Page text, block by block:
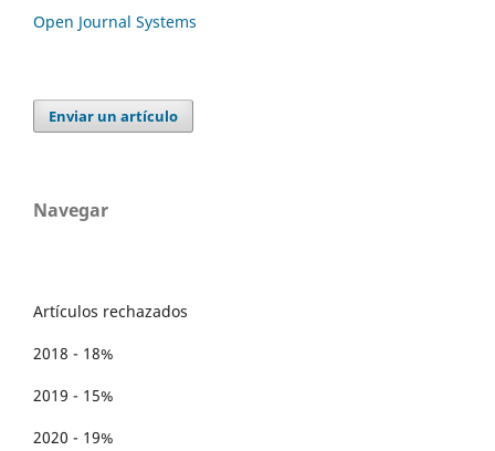
Open Journal Systems
Enviar un artículo
Navegar
Artículos rechazados
2018 - 18%
2019 - 15%
2020 - 19%